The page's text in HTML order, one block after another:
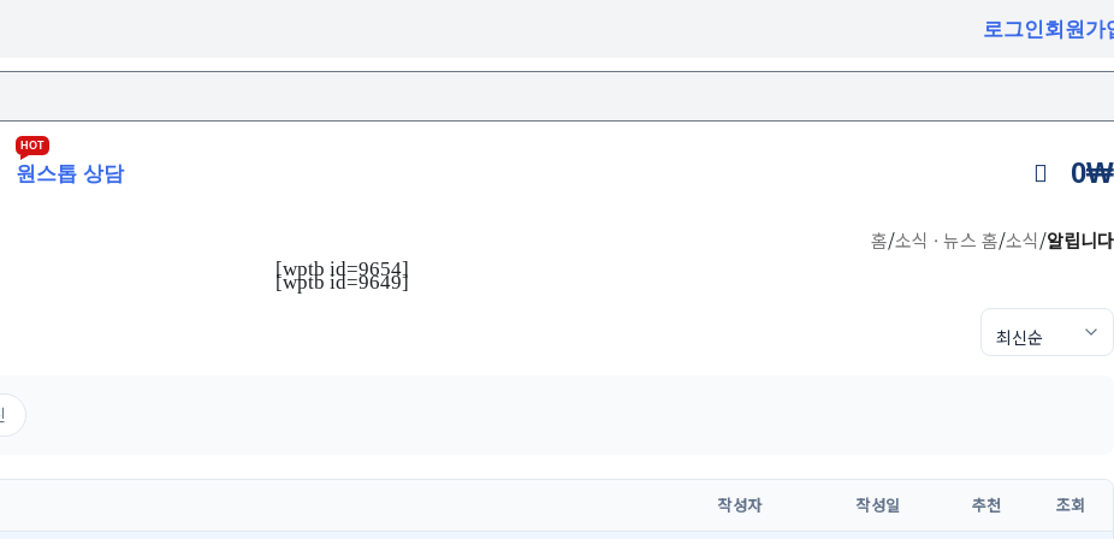
로그인회원가
원스톱 상담
HOT
0₩
홈/소식 · 뉴스 홈/소식/알립니다
[wptb id=9649]
[wptb id=9654]
작성자 작성일 추천 조회